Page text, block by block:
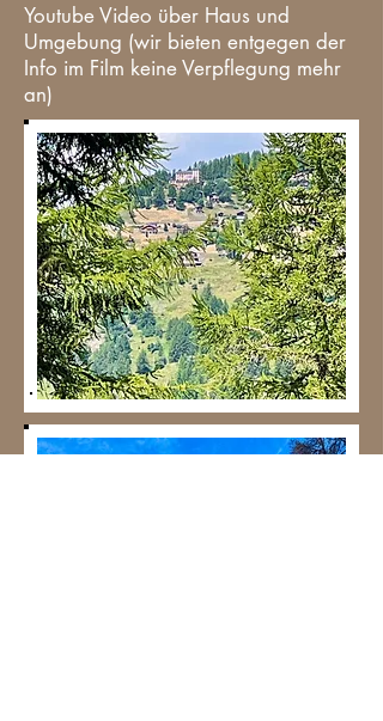
Youtube Video über Haus und
Umgebung (wir bieten entgegen der
Info im Film keine Verpflegung mehr
an)